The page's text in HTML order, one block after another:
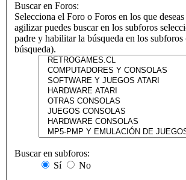
Buscar en Foros:
Selecciona el Foro o Foros en los que deseas
agilizar puedes buscar en los subforos
padre y habilitar la búsqueda en los subforos
búsqueda).
Buscar en subforos:
Sí
No